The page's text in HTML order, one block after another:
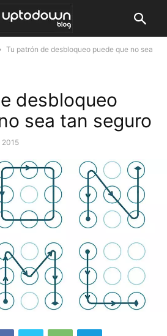
Tu patrón de desbloqueo puede que no sea
desbloqueo
sea tan seguro
2015